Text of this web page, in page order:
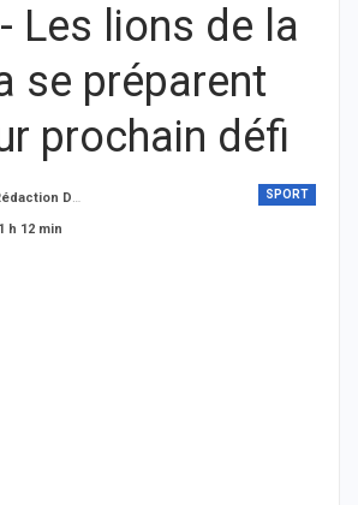
Les lions de la
se préparent
prochain défi
SPORT
De THIEYSENEGAL.com
h 12 min